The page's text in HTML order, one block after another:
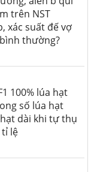
trên NST
xác suất đế vợ
bình thường?
100% lúa hạt
số lúa hạt
dài khi tự thụ
lệ